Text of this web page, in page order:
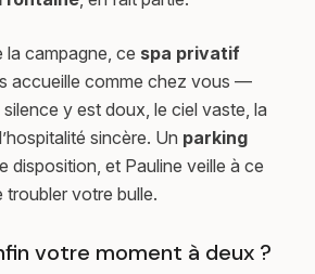
la campagne, ce spa privatif
accueille comme chez vous —
y est doux, le ciel vaste, la
sincère. Un parking
disposition, et Pauline veille à ce
troubler votre bulle.
votre moment à deux ?